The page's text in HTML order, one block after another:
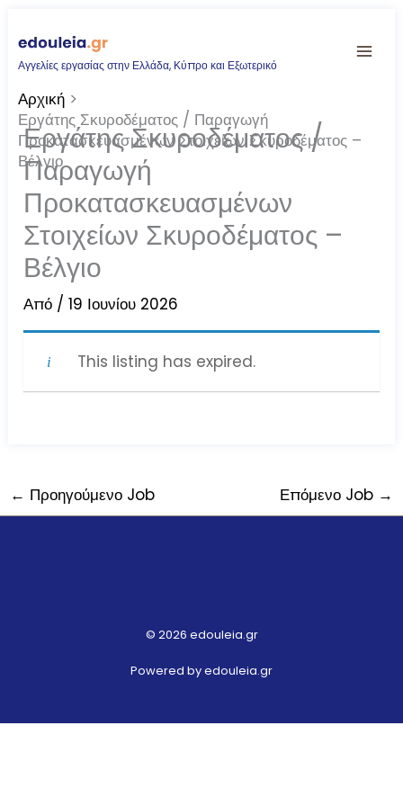
στο
περιεχόμενο
Αγγελίες εργασίας στην Ελλάδα, Κύπρο και Εξωτερικό
Αρχική
Εργάτης Σκυροδέματος / Παραγωγή
Προκατασκευασμένων Στοιχείων Σκυροδέματος –
Βέλγιο
Εργάτης Σκυροδέματος /
Παραγωγή
Προκατασκευασμένων
Στοιχείων Σκυροδέματος –
Βέλγιο
Από /19 Ιουνίου 2026
This listing has expired.
← Προηγούμενο Job Επόμενο Job →
© 2026 edouleia.gr
Powered by edouleia.gr